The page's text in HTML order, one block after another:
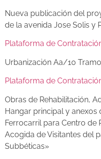
Nueva publicación del
de la avenida Jose Solis y
Plataforma de
Urbanización Aa/10
Plataforma de
Obras de Rehabilitación,
Hangar principal y anexos
Ferrocarril para Centro de
Acogida de Visitantes del
Subbéticas»